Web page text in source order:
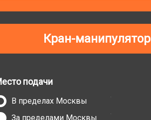
Кран-манипулятор
подачи
В пределах Москвы
За пределами Москвы